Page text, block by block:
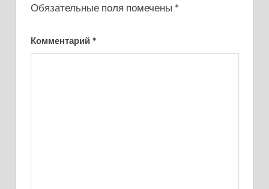
Обязательные поля помечены *
Комментарий *